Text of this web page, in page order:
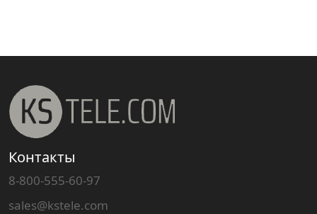
Контакты
8-800-555-60-97
sales@kstele.com